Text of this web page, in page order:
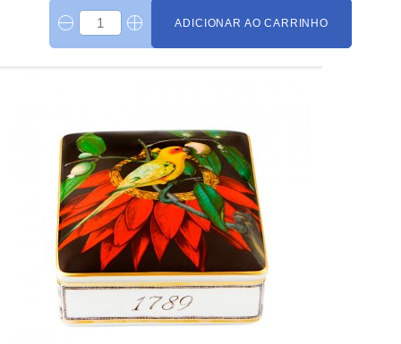
ADICIONAR AO CARRINHO